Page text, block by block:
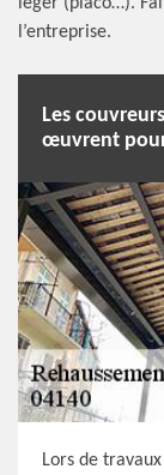
l’entreprise.
Les
œuvrent
Lors de